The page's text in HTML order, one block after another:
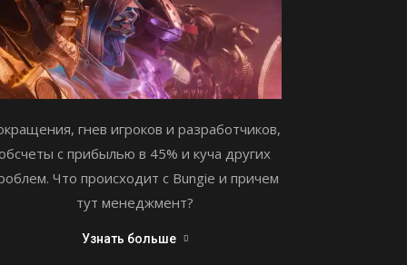
гнев игроков и разработчиков,
с прибылью в 45% и куча других
Что происходит с Bungie и причем
тут менеджмент?
Узнать больше